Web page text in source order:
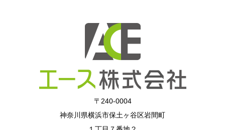
〒240-0004
神奈川県横浜市保土ヶ谷区岩間町